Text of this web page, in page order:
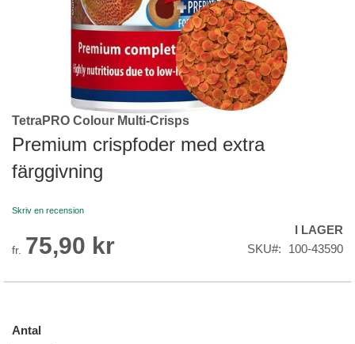
Skip
to
the
beginning
the
gallery
TetraPRO Colour Multi-Crisps
Premium crispfoder med extra
färggivning
Skriv en recension
fr. 75,90 kr
I LAGER
SKU
100-43590
Antal